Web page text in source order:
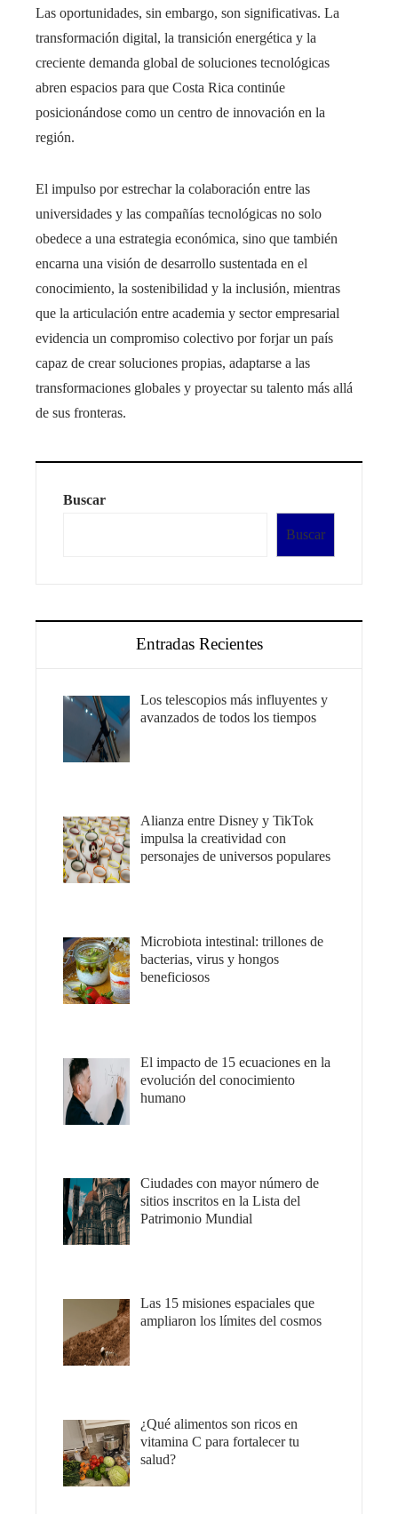
Las oportunidades, sin embargo, son significativas. La
transformación digital, la transición energética y la
creciente demanda global de soluciones tecnológicas
abren espacios para que Costa Rica continúe
posicionándose como un centro de innovación en la
región.
El impulso por estrechar la colaboración entre las
universidades y las compañías tecnológicas no solo
obedece a una estrategia económica, sino que también
encarna una visión de desarrollo sustentada en el
conocimiento, la sostenibilidad y la inclusión, mientras
que la articulación entre academia y sector empresarial
evidencia un compromiso colectivo por forjar un país
capaz de crear soluciones propias, adaptarse a las
transformaciones globales y proyectar su talento más allá
de sus fronteras.
Buscar
Buscar
Entradas Recientes
Los telescopios más influyentes y
avanzados de todos los tiempos
Alianza entre Disney y TikTok
impulsa la creatividad con
personajes de universos populares
Microbiota intestinal: trillones de
bacterias, virus y hongos
beneficiosos
El impacto de 15 ecuaciones en la
evolución del conocimiento
humano
Ciudades con mayor número de
sitios inscritos en la Lista del
Patrimonio Mundial
Las 15 misiones espaciales que
ampliaron los límites del cosmos
¿Qué alimentos son ricos en
vitamina C para fortalecer tu
salud?